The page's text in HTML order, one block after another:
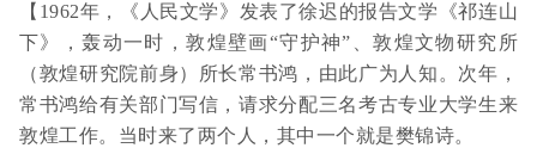
【1962年，《人民文学》发表了徐迟的报告文学《祁连山
下》，轰动一时，敦煌壁画“守护神”、敦煌文物研究所
（敦煌研究院前身）所长常书鸿，由此广为人知。次年，
常书鸿给有关部门写信，请求分配三名考古专业大学生来
敦煌工作。当时来了两个人，其中一个就是樊锦诗。